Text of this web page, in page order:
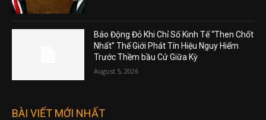
Báo Động Đỏ Khi Chỉ Số Kinh Tế “Then Chốt
Nhất” Thế Giới Phát Tín Hiệu Nguy Hiểm
Trước Thềm bầu Cử Giữa Kỳ
August 5, 2026
BÀI VIẾT MỚI NHẤT